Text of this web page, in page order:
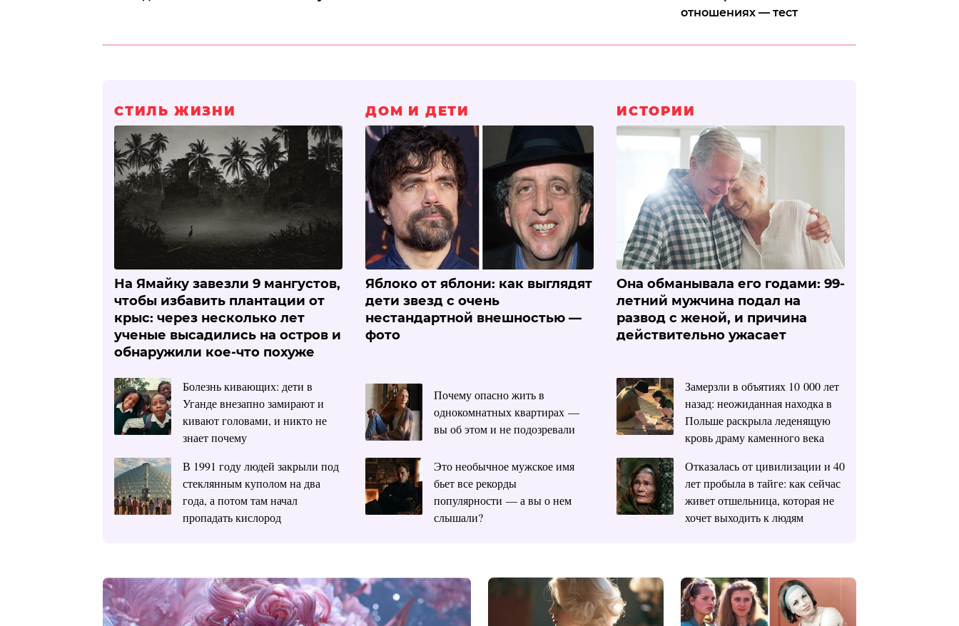
отношениях — тест
СТИЛЬ ЖИЗНИ
На Ямайку завезли 9 мангустов,
чтобы избавить плантации от
крыс: через несколько лет
ученые высадились на остров и
обнаружили кое-что похуже
Болезнь кивающих: дети в
Уганде внезапно замирают и
кивают головами, и никто не
знает почему
В 1991 году людей закрыли под
стеклянным куполом на два
года, а потом там начал
пропадать кислород
ДОМ И ДЕТИ
Яблоко от яблони: как выглядят
дети звезд с очень
нестандартной внешностью —
фото
Почему опасно жить в
однокомнатных квартирах —
вы об этом и не подозревали
Это необычное мужское имя
бьет все рекорды
популярности — а вы о нем
слышали?
ИСТОРИИ
Она обманывала его годами: 99-
летний мужчина подал на
развод с женой, и причина
действительно ужасает
Замерзли в объятиях 10 000 лет
назад: неожиданная находка в
Польше раскрыла леденящую
кровь драму каменного века
Отказалась от цивилизации и 40
лет пробыла в тайге: как сейчас
живет отшельница, которая не
хочет выходить к людям